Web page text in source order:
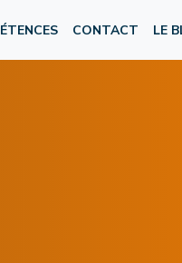
CONTACT LE